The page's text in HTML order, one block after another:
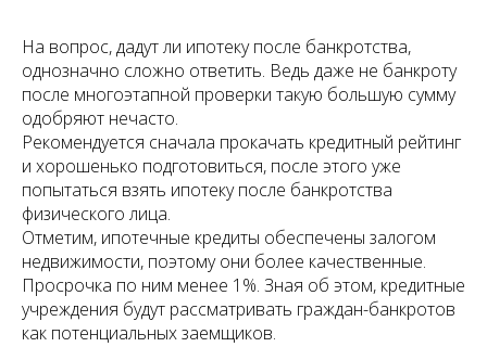
На вопрос, дадут ли ипотеку после банкротства,
однозначно сложно ответить. Ведь даже не банкроту
после многоэтапной проверки такую большую сумму
одобряют нечасто.
Рекомендуется сначала прокачать кредитный рейтинг
и хорошенько подготовиться, после этого уже
попытаться взять ипотеку после банкротства
физического лица.
Отметим, ипотечные кредиты обеспечены залогом
недвижимости, поэтому они более качественные.
Просрочка по ним менее 1%. Зная об этом, кредитные
учреждения будут рассматривать граждан-банкротов
как потенциальных заемщиков.